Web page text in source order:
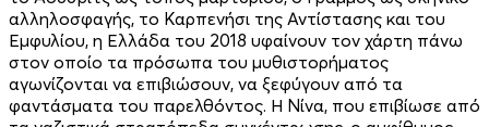
αλληλοσφαγής, το Καρπενήσι της Αντίστασης και του
Εμφυλίου, η Ελλάδα του 2018 υφαίνουν τον χάρτη πάνω
στον οποίο τα πρόσωπα του μυθιστορήματος
αγωνίζονται να επιβιώσουν, να ξεφύγουν από τα
φαντάσματα του παρελθόντος. Η Νίνα, που επιβίωσε από